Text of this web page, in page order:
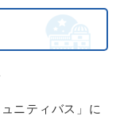
ニティバス」に